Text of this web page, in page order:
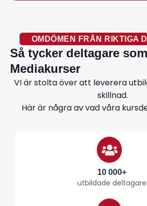
OMDÖMEN FRÅN RIKTIGA
Så tycker deltagare
Mediakurser
VI är stolta över att leverera
skillnad.
Här är några av vad våra
10 000+
utbildade deltagare